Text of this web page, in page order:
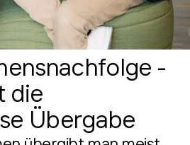
-
die
Übergabe